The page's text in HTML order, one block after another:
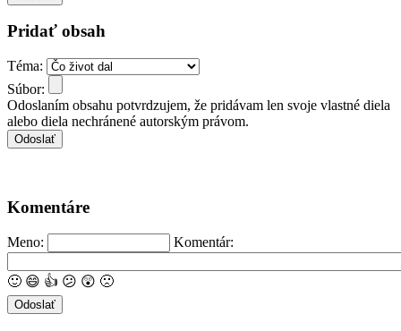
Pridať obsah
Téma:
Súbor:
Odoslaním obsahu potvrdzujem, že pridávam len svoje vlastné diela
alebo diela nechránené autorským právom.
Komentáre
Meno: Komentár:
🙂 😄 👍 😕 😲 🙁